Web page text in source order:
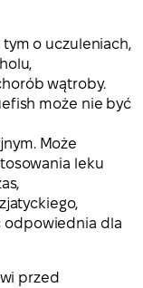
o uczuleniach,
wątroby.
może nie być
Może
leku
odpowiednia dla
przed